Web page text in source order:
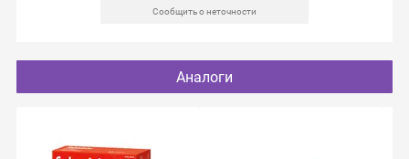
Сообщить о неточности
Аналоги